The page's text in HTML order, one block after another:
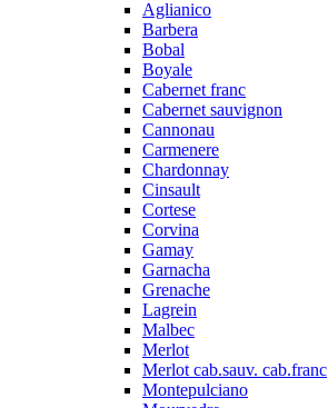
Aglianico
Barbera
Bobal
Boyale
Cabernet franc
Cabernet sauvignon
Cannonau
Carmenere
Chardonnay
Cinsault
Cortese
Corvina
Gamay
Garnacha
Grenache
Lagrein
Malbec
Merlot
Merlot cab.sauv. cab.franc
Montepulciano